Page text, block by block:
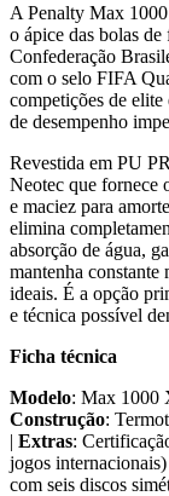
A Penalty Max
o ápice das bolas
Confederação
com o selo FIFA
competições de elite
de desempenho
Revestida em PU
Neotec que fornece
e maciez para
elimina
absorção de água,
mantenha constante
ideais. É a opção
e técnica possível
Ficha técnica
Modelo: Max 1000
Construção:
| Extras:
jogos
com seis discos